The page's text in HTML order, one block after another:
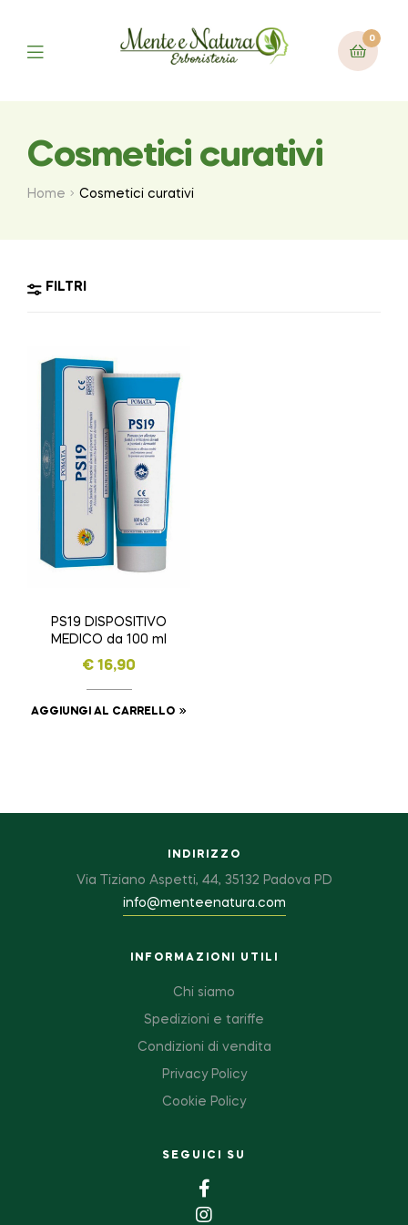
0
Cosmetici curativi
Home Cosmetici curativi
FILTRI
PS19 DISPOSITIVO
MEDICO da 100 ml
€ 16,90
AGGIUNGI AL CARRELLO
INDIRIZZO
Via Tiziano Aspetti, 44, 35132 Padova PD
info@menteenatura.com
INFORMAZIONI UTILI
Chi siamo
Spedizioni e tariffe
Condizioni di vendita
Privacy Policy
Cookie Policy
SEGUICI SU